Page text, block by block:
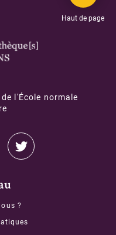
et manuscrits modernes
et informatique
expérimentales
théorique
Haut de page
l'École normale
?